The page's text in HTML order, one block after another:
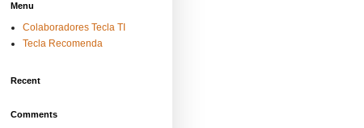
Menu
Colaboradores Tecla TI
Tecla Recomenda
Recent
Comments